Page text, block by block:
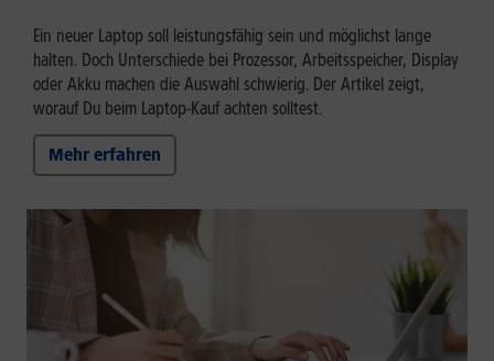
Ein neuer Laptop soll leistungsfähig sein und möglichst lange
halten. Doch Unterschiede bei Prozessor, Arbeitsspeicher, Display
oder Akku machen die Auswahl schwierig. Der Artikel zeigt,
worauf Du beim Laptop-Kauf achten solltest.
Mehr erfahren